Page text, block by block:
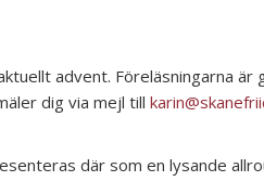
advent. Föreläsningarna är
dig via mejl till
där som en lysande